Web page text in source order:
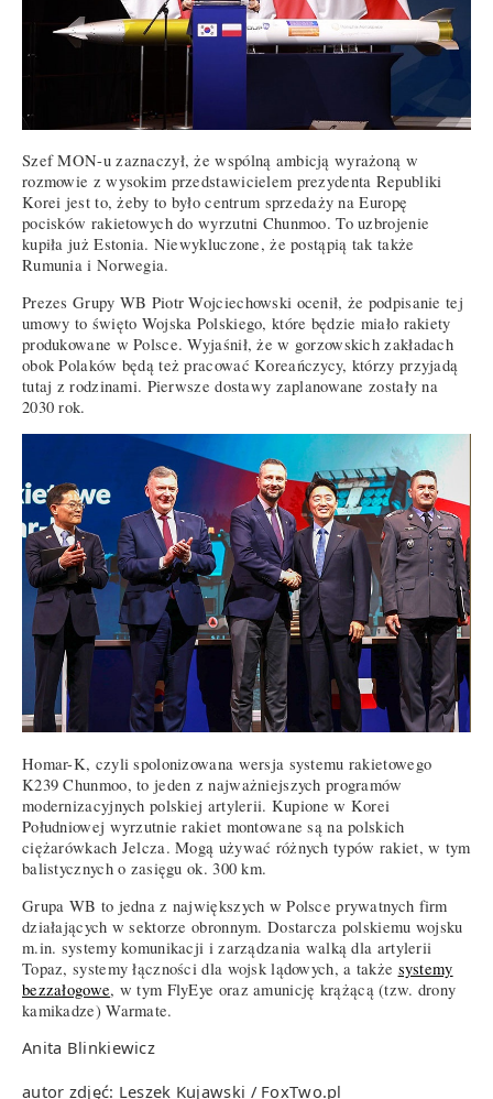
Szef MON-u zaznaczył, że wspólną ambicją wyrażoną w
rozmowie z wysokim przedstawicielem prezydenta Republiki
Korei jest to, żeby to było centrum sprzedaży na Europę
pocisków rakietowych do wyrzutni Chunmoo. To uzbrojenie
kupiła już Estonia. Niewykluczone, że postąpią tak także
Rumunia i Norwegia.
Prezes Grupy WB Piotr Wojciechowski ocenił, że podpisanie tej
umowy to święto Wojska Polskiego, które będzie miało rakiety
produkowane w Polsce. Wyjaśnił, że w gorzowskich zakładach
obok Polaków będą też pracować Koreańczycy, którzy przyjadą
tutaj z rodzinami. Pierwsze dostawy zaplanowane zostały na
2030 rok.
Homar-K, czyli spolonizowana wersja systemu rakietowego
K239 Chunmoo, to jeden z najważniejszych programów
modernizacyjnych polskiej artylerii. Kupione w Korei
Południowej wyrzutnie rakiet montowane są na polskich
ciężarówkach Jelcza. Mogą używać różnych typów rakiet, w tym
balistycznych o zasięgu ok. 300 km.
Grupa WB to jedna z największych w Polsce prywatnych firm
działających w sektorze obronnym. Dostarcza polskiemu wojsku
m.in. systemy komunikacji i zarządzania walką dla artylerii
Topaz, systemy łączności dla wojsk lądowych, a także systemy
bezzałogowe, w tym FlyEye oraz amunicję krążącą (tzw. drony
kamikadze) Warmate.
Anita Blinkiewicz
autor zdjęć: Leszek Kujawski / FoxTwo.pl